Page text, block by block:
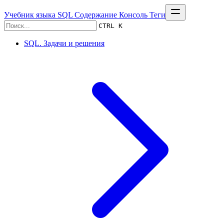
Учебник языка SQL Содержание Консоль Теги
CTRL K
SQL. Задачи и решения